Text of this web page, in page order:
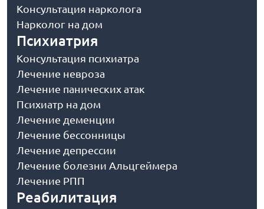
Консультация нарколога
Нарколог на дом
Психиатрия
Консультация психиатра
Лечение невроза
Лечение панических атак
Психиатр на дом
Лечение деменции
Лечение бессонницы
Лечение депрессии
Лечение болезни Альцгеймера
Лечение РПП
Реабилитация